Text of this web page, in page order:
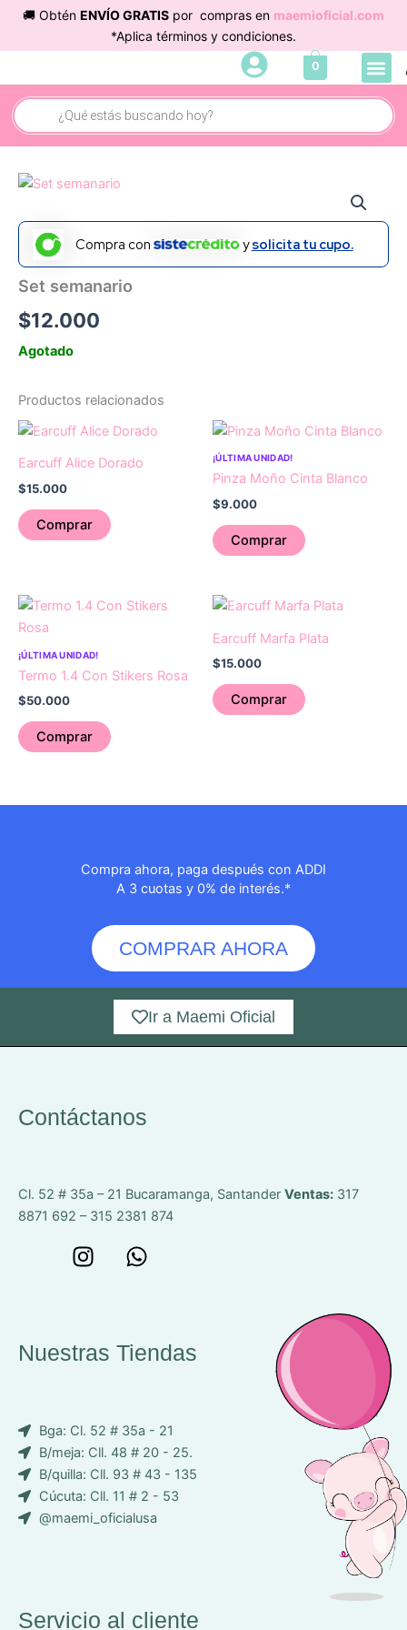
contenido
🚚 Obtén ENVÍO GRATIS por compras en maemioficial.com
*Aplica términos y condiciones.
0
Búsqueda
de
productos
Compra con ysolicita tu cupo.
Set semanario
$12.000
Agotado
Productos relacionados
Earcuff Alice Dorado
$15.000
Comprar
¡ÚLTIMA UNIDAD!
Pinza Moño Cinta Blanco
$9.000
Comprar
¡ÚLTIMA UNIDAD!
Termo 1.4 Con Stikers Rosa
$50.000
Comprar
Earcuff Marfa Plata
$15.000
Comprar
Compra ahora, paga después con ADDI
A 3 cuotas y 0% de interés.*
COMPRAR AHORA
Ir a Maemi Oficial
Contáctanos
Cl. 52 # 35a – 21 Bucaramanga, Santander Ventas: 317
8871 692 – 315 2381 874
e
p
c
o
n
-
f
b
I
a
g
m
W
s
a
Nuestras Tiendas
Bga: Cl. 52 # 35a - 21
B/meja: Cll. 48 # 20 - 25.
B/quilla: Cll. 93 # 43 - 135
Cúcuta: Cll. 11 # 2 - 53
@maemi_oficialusa
Servicio al cliente